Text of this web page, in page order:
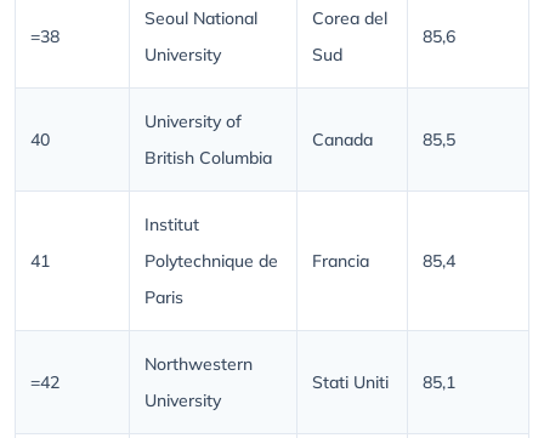
=38
Seoul National
University
Corea del
Sud
85,6
40
University of
British Columbia
Canada 85,5
41
Institut
Polytechnique de
Paris
Francia 85,4
=42
Northwestern
University
Stati Uniti 85,1